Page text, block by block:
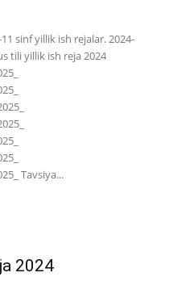
sinf yillik ish rejalar. 2024-
tili yillik ish reja 2024
Tavsiya...
2024